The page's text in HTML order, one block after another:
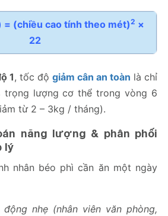
= (chiều cao tính theo mét)2 ×
22
1, tốc độ giảm cân an toàn là chỉ
trọng lượng cơ thể trong vòng 6
từ 2 – 3kg / tháng).
năng lượng & phân phối
lý
nhân béo phì cần ăn một ngày
nhẹ (nhân viên văn phòng,